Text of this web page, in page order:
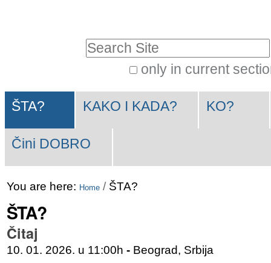
Skip
to
navigation
only in current
Search…
Navigation
ŠTA? KAKO I KADA? KO?
Čini DOBRO
You are here: Home / ŠTA?
ŠTA?
Čitaj
10. 01. 2026. u 11:00h - Beograd, Srbija